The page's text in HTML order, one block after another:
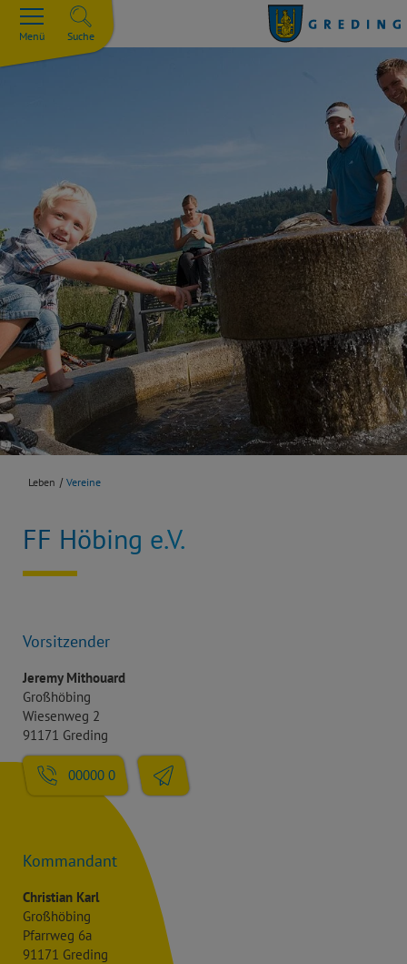
Menü Suche
Leben Vereine
FF Höbing e.V.
Vorsitzender
Jeremy Mithouard
Großhöbing
Wiesenweg 2
91171 Greding
00000 0
Kommandant
Christian Karl
Großhöbing
Pfarrweg 6a
91171 Greding